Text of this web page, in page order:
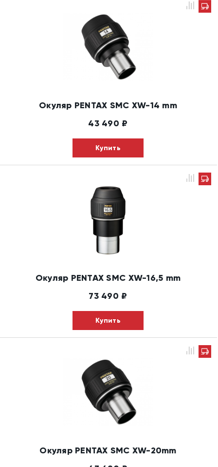
Окуляр PENTAX SMC XW-14 mm
43 490 ₽
Купить
Окуляр PENTAX SMC XW-16,5 mm
73 490 ₽
Купить
Окуляр PENTAX SMC XW-20mm